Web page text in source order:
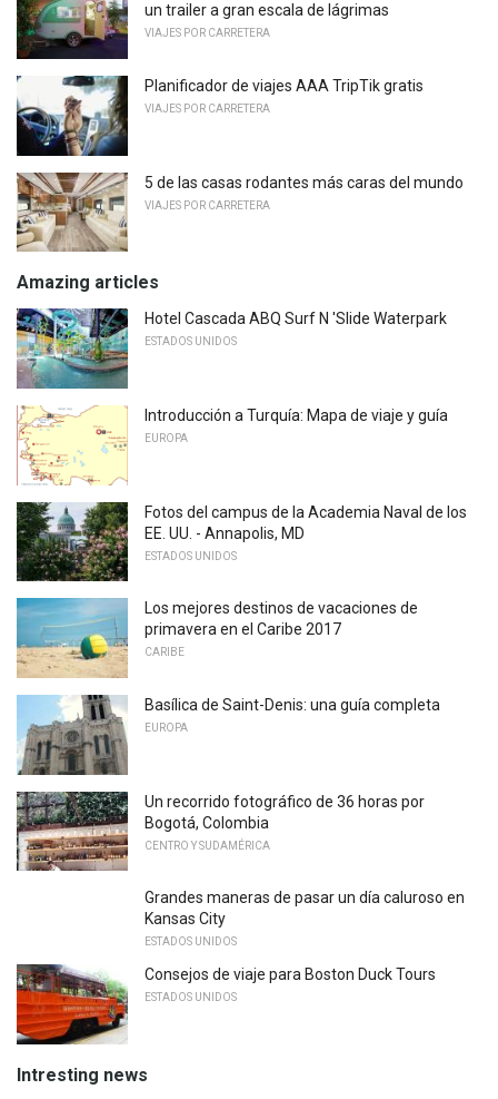
un trailer a gran escala de lágrimas
VIAJES POR CARRETERA
Planificador de viajes AAA TripTik gratis
VIAJES POR CARRETERA
5 de las casas rodantes más caras del mundo
VIAJES POR CARRETERA
Amazing articles
Hotel Cascada ABQ Surf N 'Slide Waterpark
ESTADOS UNIDOS
Introducción a Turquía: Mapa de viaje y guía
EUROPA
Fotos del campus de la Academia Naval de los
EE. UU. - Annapolis, MD
ESTADOS UNIDOS
Los mejores destinos de vacaciones de
primavera en el Caribe 2017
CARIBE
Basílica de Saint-Denis: una guía completa
EUROPA
Un recorrido fotográfico de 36 horas por
Bogotá, Colombia
CENTRO Y SUDAMÉRICA
Grandes maneras de pasar un día caluroso en
Kansas City
ESTADOS UNIDOS
Consejos de viaje para Boston Duck Tours
ESTADOS UNIDOS
Intresting news